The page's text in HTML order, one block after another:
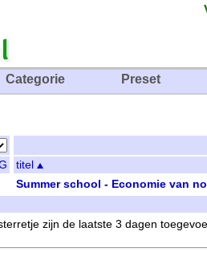
Categorie Preset
titel
Summer school - Economie van
zijn de laatste 3 dagen